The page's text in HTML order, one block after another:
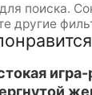
поиска.
другие